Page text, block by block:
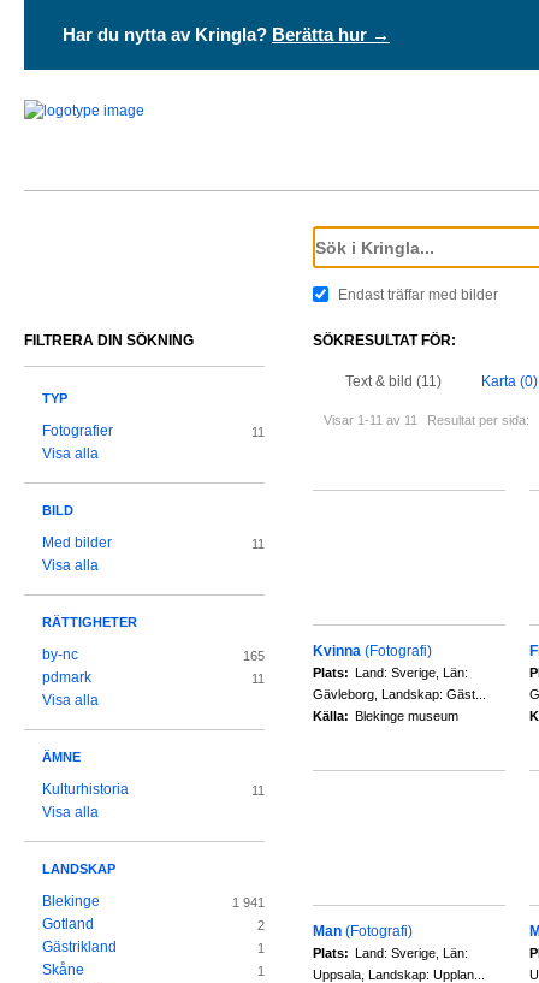
Har du nytta av Kringla? Berätta hur →
Endast träffar med bilder
SÖKRESULTAT FÖR:
Text & bild (11) Karta (0)
Visar 1-11 av 11 Resultat per sida:
Kvinna (Fotografi)
Plats: Land: Sverige, Län:
Gävleborg, Landskap: Gäst...
Källa: Blekinge museum
Man (Fotografi)
Plats: Land: Sverige, Län:
Uppsala, Landskap: Upplan...
FILTRERA DIN SÖKNING
TYP
Fotografier 11
Visa alla
BILD
Med bilder 11
Visa alla
RÄTTIGHETER
by-nc 165
pdmark 11
Visa alla
ÄMNE
Kulturhistoria 11
Visa alla
LANDSKAP
Blekinge 1 941
Gotland 2
Gästrikland 1
Skåne 1